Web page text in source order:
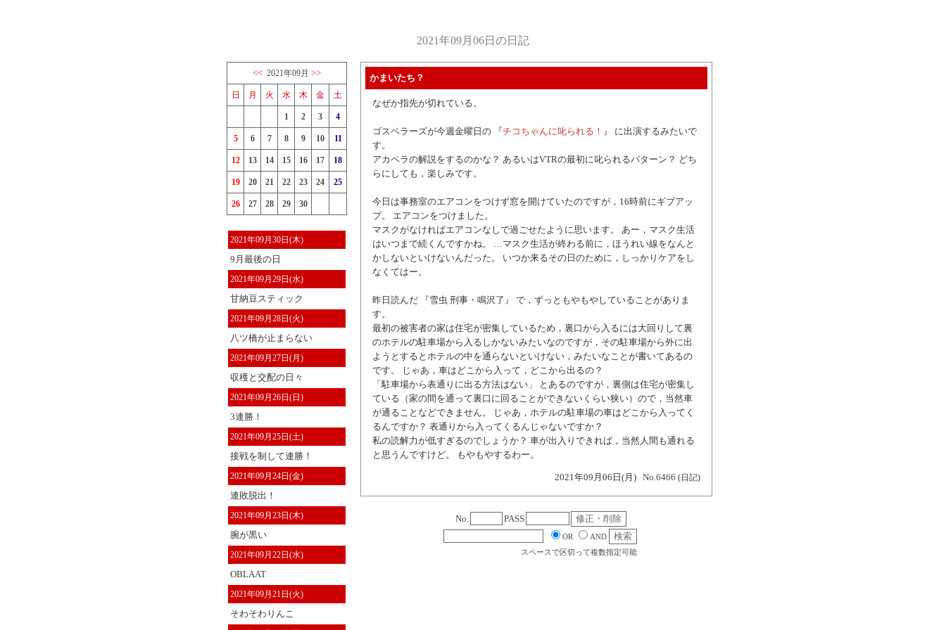
2021年09月06日の日記
<< 2021年09月 >>
日 月 火 水 木 金 土
1 2 3 4
5 6 7 8 9 10 11
12 13 14 15 16 17 18
19 20 21 22 23 24 25
26 27 28 29 30
2021年09月30日(木)
9月最後の日
2021年09月29日(水)
甘納豆スティック
2021年09月28日(火)
八ツ橋が止まらない
2021年09月27日(月)
収穫と交配の日々
2021年09月26日(日)
3連勝！
2021年09月25日(土)
接戦を制して連勝！
2021年09月24日(金)
連敗脱出！
2021年09月23日(木)
腕が黒い
2021年09月22日(水)
OBLAAT
2021年09月21日(火)
そわそわりんこ
かまいたち？
なぜか指先が切れている。
ゴスペラーズが今週金曜日の 『チコちゃんに叱られる！ 』 に出演するみたいで
す。
アカペラの解説をするのかな？ あるいはVTRの最初に叱られるパターン？ どち
らにしても，楽しみです。
今日は事務室のエアコンをつけず窓を開けていたのですが，16時前にギブアッ
プ。 エアコンをつけました。
マスクがなければエアコンなしで過ごせたように思います。 あー，マスク生活
はいつまで続くんですかね。 …マスク生活が終わる前に，ほうれい線をなんと
かしないといけないんだった。 いつか来るその日のために，しっかりケアをし
なくてはー。
昨日読んだ 『雪虫 刑事・鳴沢了』 で，ずっともやもやしていることがありま
す。
最初の被害者の家は住宅が密集しているため，裏口から入るには大回りして裏
のホテルの駐車場から入るしかないみたいなのですが，その駐車場から外に出
ようとするとホテルの中を通らないといけない，みたいなことが書いてあるの
です。 じゃあ，車はどこから入って，どこから出るの？
「駐車場から表通りに出る方法はない」 とあるのですが，裏側は住宅が密集し
ている（家の間を通って裏口に回ることができないくらい狭い）ので，当然車
が通ることなどできません。 じゃあ，ホテルの駐車場の車はどこから入ってく
るんですか？ 表通りから入ってくるんじゃないですか？
私の読解力が低すぎるのでしょうか？ 車が出入りできれば，当然人間も通れる
と思うんですけど。 もやもやするわー。
2021年09月06日(月) No.6466 (日記)
No. PASS
OR
AND
スペースで区切って複数指定可能